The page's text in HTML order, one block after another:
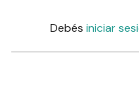
Debés iniciar